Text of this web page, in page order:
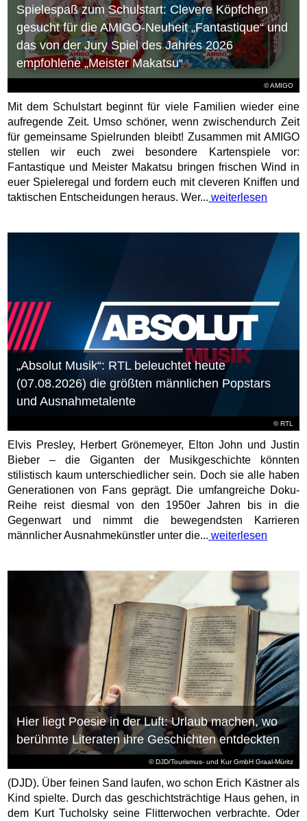
© AMIGO
Spielespaß zum Schulstart: Clevere Köpfchen
gesucht für die AMIGO-Neuheit „Fantastique“ und
das von der Jury Spiel des Jahres 2026
empfohlene „Meister Makatsu“
Mit dem Schulstart beginnt für viele Familien wieder eine
aufregende Zeit. Umso schöner, wenn zwischendurch Zeit
für gemeinsame Spielrunden bleibt! Zusammen mit AMIGO
stellen wir euch zwei besondere Kartenspiele vor:
Fantastique und Meister Makatsu bringen frischen Wind in
euer Spieleregal und fordern euch mit cleveren Kniffen und
taktischen Entscheidungen heraus. Wer... weiterlesen
©RTL
„Absolut Musik“: RTL beleuchtet heute
(07.08.2026) die größten männlichen Popstars
und Ausnahmetalente
Elvis Presley, Herbert Grönemeyer, Elton John und Justin
Bieber – die Giganten der Musikgeschichte könnten
stilistisch kaum unterschiedlicher sein. Doch sie alle haben
Generationen von Fans geprägt. Die umfangreiche Doku-
Reihe reist diesmal von den 1950er Jahren bis in die
Gegenwart und nimmt die bewegendsten Karrieren
männlicher Ausnahmekünstler unter die... weiterlesen
© DJD/Tourismus- und Kur GmbH Graal-Müritz
Hier liegt Poesie in der Luft: Urlaub machen, wo
berühmte Literaten ihre Geschichten entdeckten
(DJD). Über feinen Sand laufen, wo schon Erich Kästner als
Kind spielte. Durch das geschichtsträchtige Haus gehen, in
dem Kurt Tucholsky seine Flitterwochen verbrachte. Oder